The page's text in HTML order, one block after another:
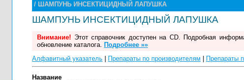
/ ШАМПУНЬ ИНСЕКТИЦИДНЫЙ ЛАПУШКА
ШАМПУНЬ ИНСЕКТИЦИДНЫЙ ЛАПУШКА
Внимание! Этот справочник доступен на CD. Подробная
обновление каталога. Подробнее »»
Алфавитный указатель
Препараты по производителям Препараты
Название